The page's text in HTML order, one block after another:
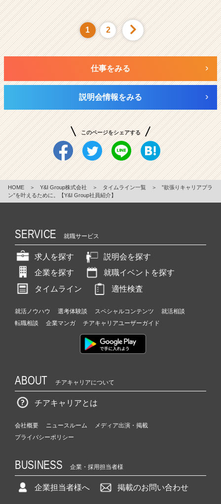
1 2
仕事をみる
説明会情報をみる
このページをシェアする
HOME ＞ Y&I Group株式会社 ＞ タイムライン一覧 ＞
”欲張りキャリアプラ
ン”を叶えるために。【Y&I Group社員紹介】
SERVICE 就職サービス
求人を探す
説明会を探す
企業を探す
就職イベントを探す
タイムライン
適性検査
就活ノウハウ 選考体験談 スペシャルコンテンツ
就活相談
転職相談
企業マンガ チアキャリアユーザーガイド
ABOUT チアキャリアについて
チアキャリアとは
会社概要 ニュースルーム
メディア出演・掲載
プライバシーポリシー
BUSINESS 企業・採用担当者様
企業担当者様へ 掲載のお問い合わせ